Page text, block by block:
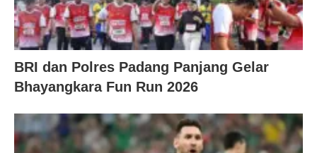
BRI dan Polres Padang Panjang Gelar
Bhayangkara Fun Run 2026